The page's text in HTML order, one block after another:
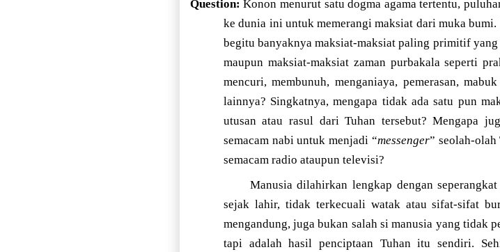
Question: Konon menurut satu dogma agama tertentu,
ke dunia ini untuk memerangi maksiat dari muka
begitu banyaknya maksiat-maksiat paling primitif
maupun maksiat-maksiat zaman purbakala seperti
mencuri, membunuh, menganiaya, pemerasan,
lainnya? Singkatnya, mengapa tidak ada satu pun
utusan atau rasul dari Tuhan tersebut? Mengapa
semacam nabi untuk menjadi “messenger” seolah-
semacam radio ataupun televisi?
Manusia dilahirkan lengkap dengan seperangkat
sejak lahir, tidak terkecuali watak atau sifat-sifat
mengandung, juga bukan salah si manusia yang tidak
tapi adalah hasil penciptaan Tuhan itu sendiri.